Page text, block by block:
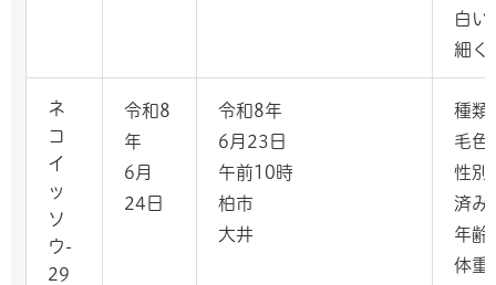
白い
細く
ネ
コ
イ
ッ
ソ
ウ-
29
令和8
年
6月
24日
令和8年
6月23日
午前10時
柏市
大井
種類
毛色
性別
済み
年齢
体重